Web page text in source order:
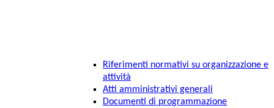
Riferimenti normativi su organizzazione e
attività
Atti amministrativi generali
Documenti di programmazione